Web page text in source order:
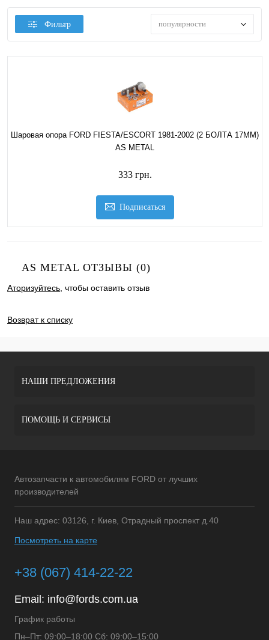
Фильтр популярности
Шаровая опора FORD FIESTA/ESCORT 1981-2002 (2 БОЛТА 17MM)
AS METAL
333 грн.
Подписаться
AS METAL ОТЗЫВЫ (0)
Аторизуйтесь , чтобы оставить отзыв
Возврат к списку
НАШИ ПРЕДЛОЖЕНИЯ
ПОМОЩЬ И СЕРВИСЫ
Автозапчасти к автомобилям FORD от лучших
производителей
Наш адрес: 03126, г. Киев, Отрадный проспект д.40
Посмотреть на карте
+38 (067) 414-22-22
Email: info@fords.com.ua
График работы
Пн–Пт: 09:00–18:00 Сб: 09:00–15:00